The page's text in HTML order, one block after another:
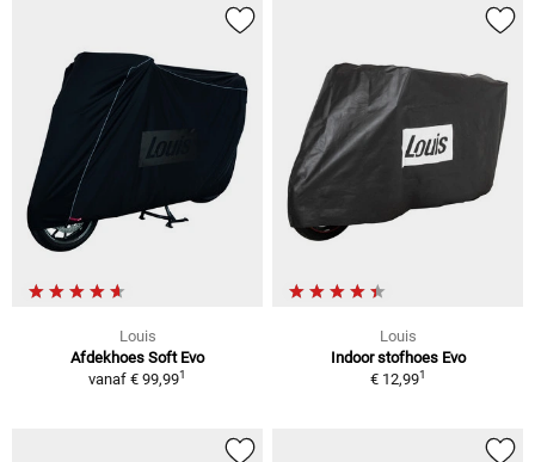
Louis
Afdekhoes Soft Evo
vanaf € 99,991
Louis
Indoor stofhoes Evo
€ 12,991